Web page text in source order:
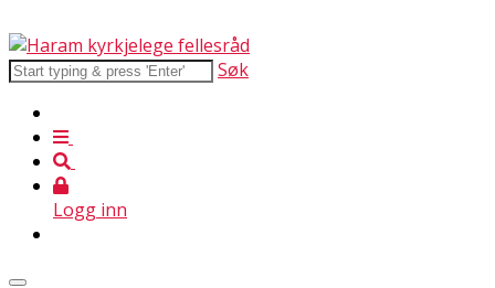
Søk
Logg inn